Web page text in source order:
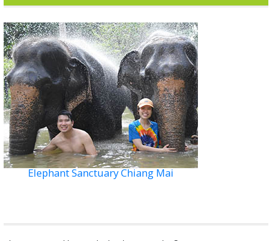
Elephant Sanctuary Chiang Mai